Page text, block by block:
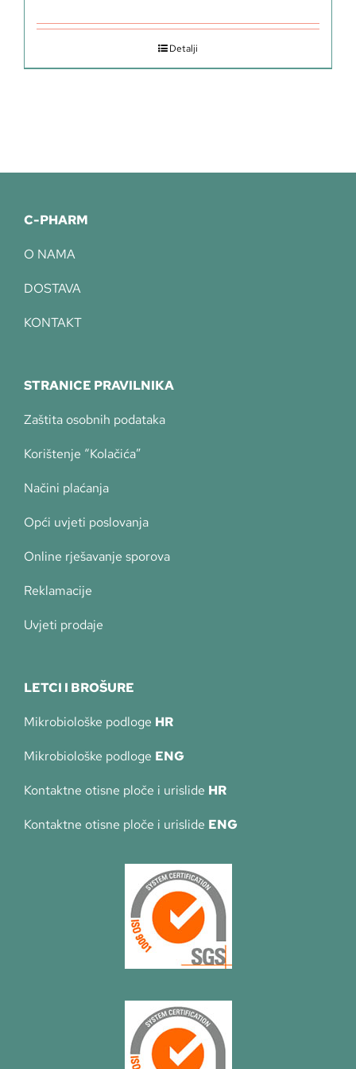
Detalji
C-PHARM
O NAMA
DOSTAVA
KONTAKT
STRANICE PRAVILNIKA
Zaštita osobnih podataka
Korištenje “Kolačića”
Načini plaćanja
Opći uvjeti poslovanja
Online rješavanje sporova
Reklamacije
Uvjeti prodaje
LETCI I BROŠURE
Mikrobiološke podloge HR
Mikrobiološke podloge ENG
Kontaktne otisne ploče i urislide HR
Kontaktne otisne ploče i urislide ENG